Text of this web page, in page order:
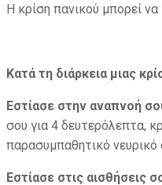
Η κρίση πανικού μπορεί
Κατά τη διάρκεια μιας
Εστίασε στην αναπνοή
σου για 4 δευτερόλεπτα,
παρασυμπαθητικό νευρικό
Εστίασε στις αισθήσεις